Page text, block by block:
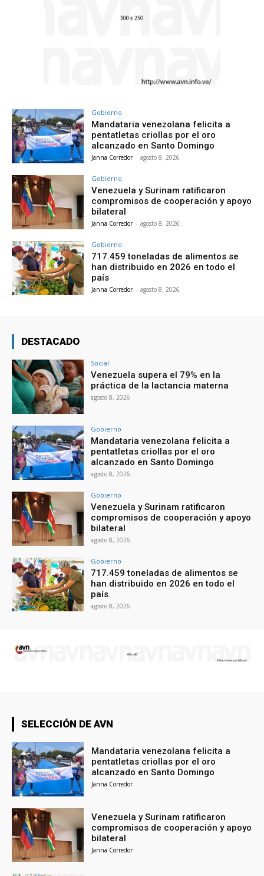
Gobierno
Mandataria venezolana felicita a
pentatletas criollas por el oro
alcanzado en Santo Domingo
Janna Corredor - agosto 8, 2026
Gobierno
Venezuela y Surinam ratificaron
compromisos de cooperación y apoyo
bilateral
Janna Corredor - agosto 8, 2026
Gobierno
717.459 toneladas de alimentos se
han distribuido en 2026 en todo el
país
Janna Corredor - agosto 8, 2026
DESTACADO
Social
Venezuela supera el 79% en la
práctica de la lactancia materna
agosto 8, 2026
Gobierno
Mandataria venezolana felicita a
pentatletas criollas por el oro
alcanzado en Santo Domingo
agosto 8, 2026
Gobierno
Venezuela y Surinam ratificaron
compromisos de cooperación y apoyo
bilateral
agosto 8, 2026
Gobierno
717.459 toneladas de alimentos se
han distribuido en 2026 en todo el
país
agosto 8, 2026
SELECCIÓN DE AVN
Mandataria venezolana felicita a
pentatletas criollas por el oro
alcanzado en Santo Domingo
Janna Corredor
Venezuela y Surinam ratificaron
compromisos de cooperación y apoyo
bilateral
Janna Corredor